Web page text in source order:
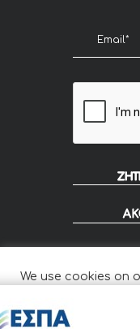
We use cookies on
and repeat visits.